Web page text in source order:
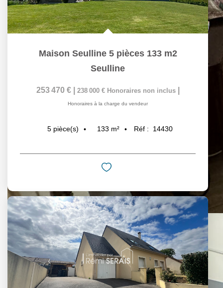
Maison Seulline 5 pièces 133 m2
Seulline
253 470 € 238 000 € Honoraires non inclus
Honoraires à la charge du vendeur
5 pièce(s) 133 m² Réf : 14430